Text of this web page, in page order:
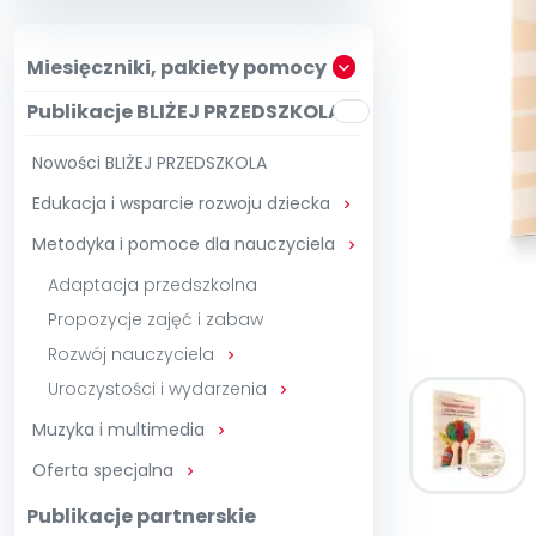
Strefy,
Kuratora
Testuj przez 7 dni
E-
Pełen
Dodaj wpis
Miesięczniki, pakiety pomocy
Publikacje BLIŻEJ PRZEDSZKOLA
Nowości BLIŻEJ PRZEDSZKOLA
Edukacja i wsparcie rozwoju dziecka

Metodyka i pomoce dla nauczyciela 
Adaptacja przedszkolna
Propozycje zajęć i zabaw
Rozwój nauczyciela

Uroczystości i wydarzenia 
Muzyka i multimedia 
Oferta specjalna 
Publikacje partnerskie